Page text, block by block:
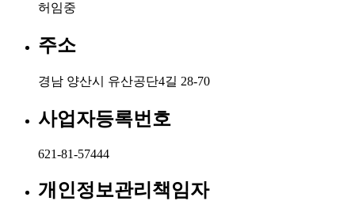
허임중
주소
경남 양산시 유산공단4길 28-70
사업자등록번호
621-81-57444
개인정보관리책임자